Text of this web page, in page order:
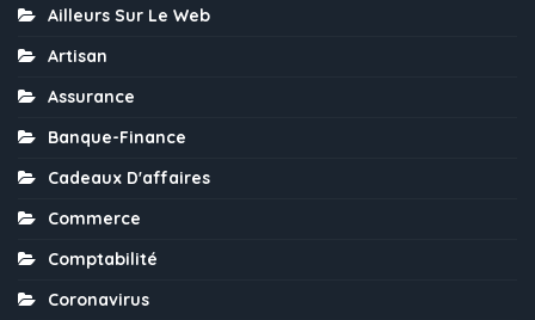
Ailleurs Sur Le Web
Artisan
Assurance
Banque-Finance
Cadeaux D'affaires
Commerce
Comptabilité
Coronavirus